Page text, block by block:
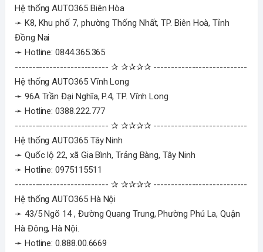
Hệ thống AUTO365 Biên Hòa
➛ K8, Khu phố 7, phường Thống Nhất, TP. Biên Hoà, Tỉnh
Đồng Nai
➛ Hotline: 0844.365.365
--------------------------- ✰ ✰✰✰✰ ---------------------------
Hệ thống AUTO365 Vĩnh Long
➛ 96A Trần Đại Nghĩa, P.4, TP. Vĩnh Long
➛ Hotline: 0388.222.777
--------------------------- ✰ ✰✰✰✰ ---------------------------
Hệ thống AUTO365 Tây Ninh
➛ Quốc lộ 22, xã Gia Bình, Trảng Bàng, Tây Ninh
➛ Hotline: 0975115511
--------------------------- ✰ ✰✰✰✰ ---------------------------
Hệ thống AUTO365 Hà Nội
➛ 43/5 Ngõ 14 , Đường Quang Trung, Phường Phú La, Quận
Hà Đông, Hà Nội.
➛ Hotline: 0.888.00.6669